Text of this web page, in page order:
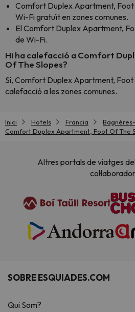
Comfort Duplex Apartment,
Wi-Fi gratuït en zones comunes.
El Comfort Duplex Apartment,
de Wi-Fi.
Hi ha calefacció a Comfort
Of The Slopes?
Sí, Comfort Duplex Apartment, Foot
calefacció a les zones comunes.
Inici Hotels Francia
Comfort Duplex Apartment, Foot Of The
Altres portals de viatges
SOBRE ESQUIADES.COM
Qui Som?